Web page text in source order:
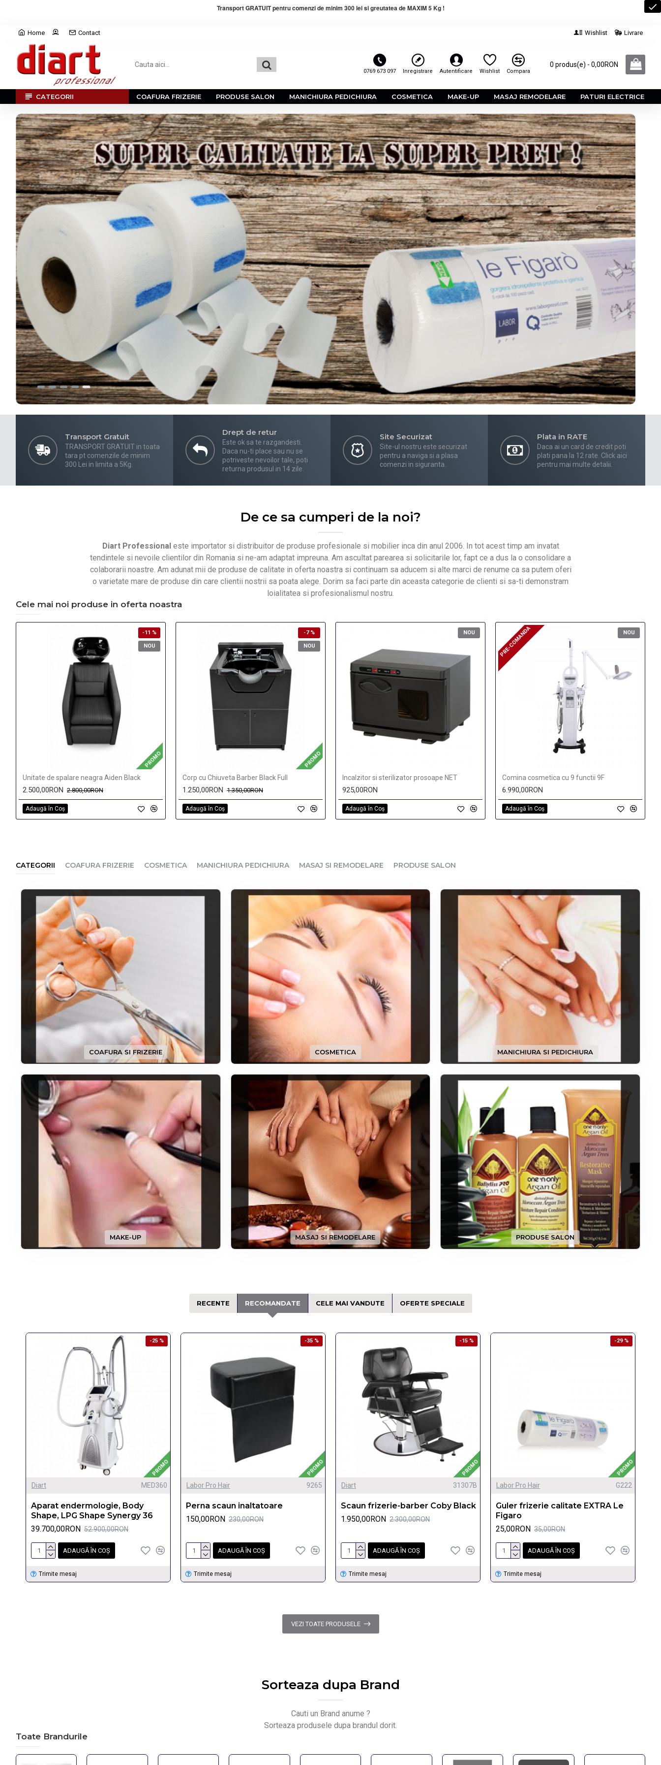
Transport GRATUIT pentru comenzi de minim 300 lei si greutatea de MAXIM 5 Kg !
Home Contact Wishlist Livrare
0769 673 097 Inregistrare Autentificare Wishlist Compara
0 produs(e) - 0,00RON
CATEGORII COAFURA FRIZERIE PRODUSE SALON MANICHIURA PEDICHIURA COSMETICA MAKE-UP MASAJ REMODELARE PATURI ELECTRICE
Transport Gratuit
TRANSPORT GRATUIT in toata
tara pt comenzile de minim
300 Lei in limita a 5Kg.
Drept de retur
Este ok sa te razgandesti.
Daca nu-ti place sau nu se
potriveste nevoilor tale, poti
returna produsul in 14 zile.
Site Securizat
Site-ul nostru este securizat
pentru a naviga si a plasa
comenzi in siguranta.
Plata in RATE
Daca ai un card de credit poti
plati pana la 12 rate. Click aici
pentru mai multe detalii.
De ce sa cumperi de la noi?
Diart Professional este importator si distribuitor de produse profesionale si mobilier inca din anul 2006. In tot acest timp am invatat
tendintele si nevoile clientilor din Romania si ne-am adaptat impreuna. Am ascultat parearea si solicitarile lor, fapt ce a dus la o consolidare a
colaborarii noastre. Am adunat mii de produse de calitate in oferta noastra si continuam sa aducem si alte marci de renume ca sa putem oferi
o varietate mare de produse din care clientii nostrii sa poata alege. Dorim sa faci parte din aceasta categorie de clienti si sa-ti demonstram
loialitatea si profesionalismul nostru.
Cele mai noi produse in oferta noastra
NOU
PROMO
-11 %
Unitate de spalare neagra Aiden Black
2.500,00RON 2.800,00RON
Adaugă în Coş
NOU
PROMO
-7 %
Corp cu Chiuveta Barber Black Full
1.250,00RON 1.350,00RON
Adaugă în Coş
NOU
Incalzitor si sterilizator prosoape NET
925,00RON
Adaugă în Coş
NOU
PRE-COMANDA
PRE-COMANDA
Comina cosmetica cu 9 functii 9F
6.990,00RON
Adaugă în Coş
CATEGORII COAFURA FRIZERIE COSMETICA MANICHIURA PEDICHIURA MASAJ SI REMODELARE PRODUSE SALON
COAFURA SI FRIZERIE COSMETICA MANICHIURA SI PEDICHIURA
MAKE-UP MASAJ SI REMODELARE PRODUSE SALON
RECENTE RECOMANDATE CELE MAI VANDUTE OFERTE SPECIALE
PROMO
-25 %
Diart MED360
Aparat endermologie, Body
Shape, LPG Shape Synergy 36
39.700,00RON 52.900,00RON
ADAUGĂ ÎN COŞ
Trimite mesaj
PROMO
-35 %
Labor Pro Hair 9265
Perna scaun inaltatoare
150,00RON 230,00RON
ADAUGĂ ÎN COŞ
Trimite mesaj
PROMO
-15 %
Diart 31307B
Scaun frizerie-barber Coby Black
1.950,00RON 2.300,00RON
ADAUGĂ ÎN COŞ
Trimite mesaj
PROMO
-29 %
Labor Pro Hair G222
Guler frizerie calitate EXTRA Le
Figaro
25,00RON 35,00RON
ADAUGĂ ÎN COŞ
Trimite mesaj
VEZI TOATE PRODUSELE
Sorteaza dupa Brand
Cauti un Brand anume ?
Sorteaza produsele dupa brandul dorit.
Toate Brandurile